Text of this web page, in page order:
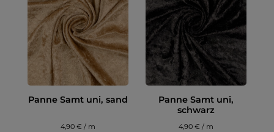
Panne Samt uni, sand
4,90 € / m
Panne Samt uni,
schwarz
4,90 € / m